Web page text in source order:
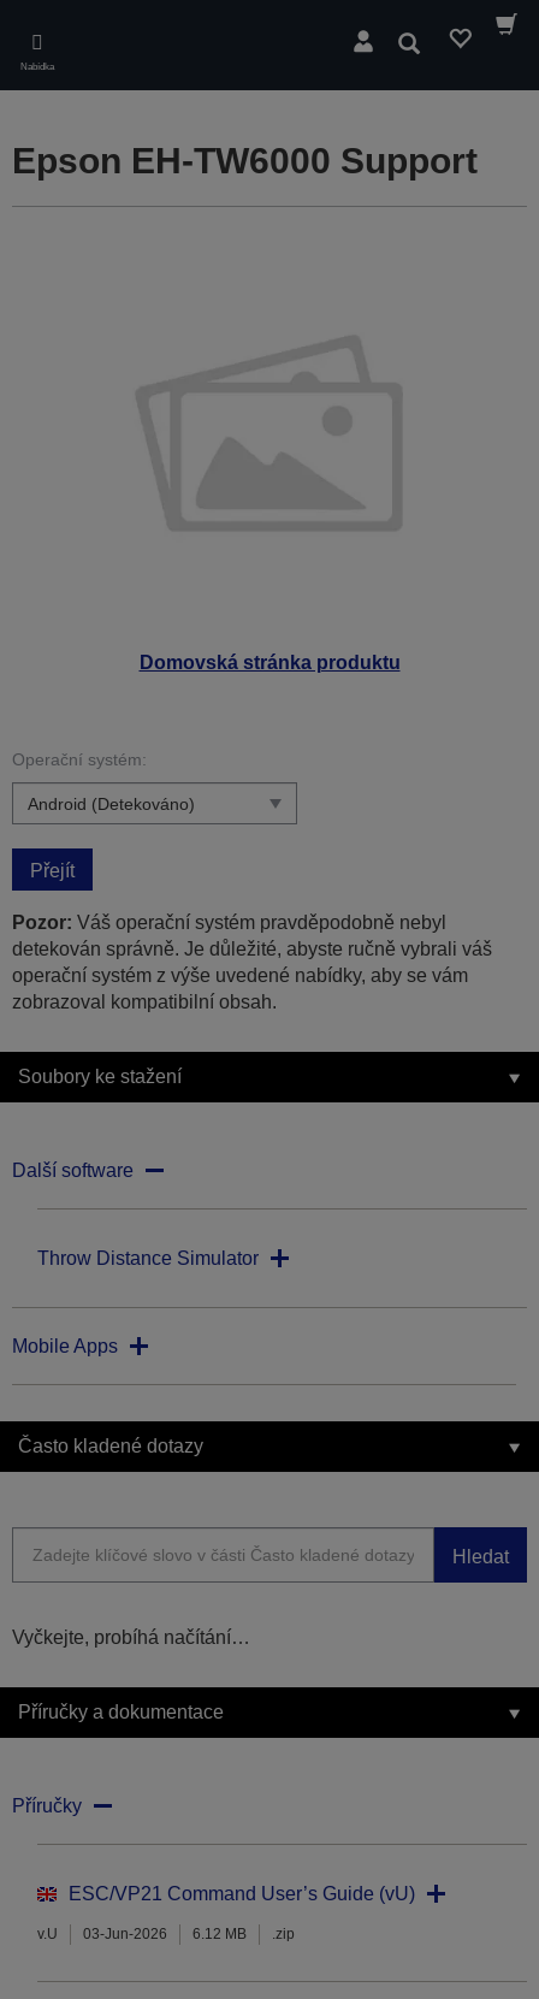
main
content
Nabídka
Hledat
Domovská stránka produktu
Epson EH-TW6000 Support
Operační systém:
Přejít
Pozor: Váš operační systém pravděpodobně nebyl
detekován správně. Je důležité, abyste ručně vybrali váš
operační systém z výše uvedené nabídky, aby se vám
zobrazoval kompatibilní obsah.
Soubory ke stažení
Další software
Throw Distance Simulator
Mobile Apps
Často kladené dotazy
Hledat
Vyčkejte, probíhá načítání…
Příručky a dokumentace
Příručky
ESC/VP21 Command User’s Guide (vU)
v.U 03-Jun-2026 6.12 MB .zip